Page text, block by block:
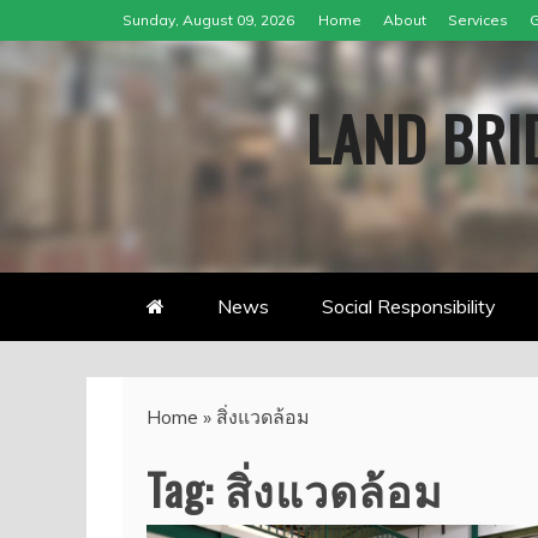
to
content
Sunday, August 09, 2026 Home About Services
LAND
News Social Responsibility
Home » สิ่งแวดล้อม
Tag: สิ่งแวดล้อม